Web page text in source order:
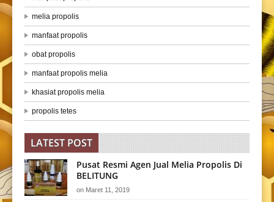
melia propolis
manfaat propolis
obat propolis
manfaat propolis melia
khasiat propolis melia
propolis tetes
LATEST POST
Pusat Resmi Agen Jual Melia Propolis Di
BELITUNG
on Maret 11, 2019